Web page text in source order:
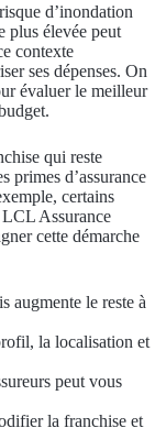
d’inondation
plus élevée peut
contexte
ses dépenses. On
évaluer le meilleur
qui reste
primes d’assurance
certains
Assurance
cette démarche
augmente le reste à
la localisation et
peut vous
la franchise et